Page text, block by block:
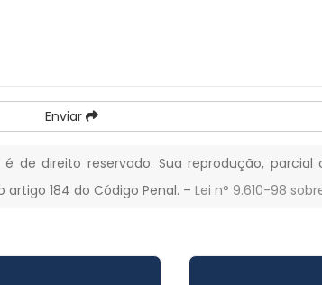
Enviar
é de direito reservado. Sua reprodução,
184 do Código Penal. –Lei n° 9.610-98